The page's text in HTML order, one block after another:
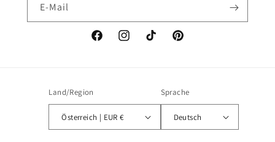
E-Mail
FacebookInstagramTikTok Pinterest
Land/Region
Österreich | EUR €
Sprache
Deutsch